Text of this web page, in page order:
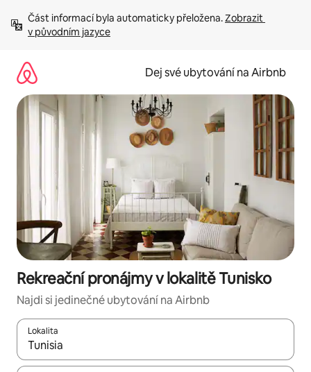
obsah
Část informací byla automaticky přeložena. Zobrazit
v původním jazyce
Dej své ubytování na Airbnb
Rekreační pronájmy v lokalitě Tunisko
Najdi si jedinečné ubytování na Airbnb
Lokalita
Až budou výsledky k dispozici, můžeš si je procházet pomocí